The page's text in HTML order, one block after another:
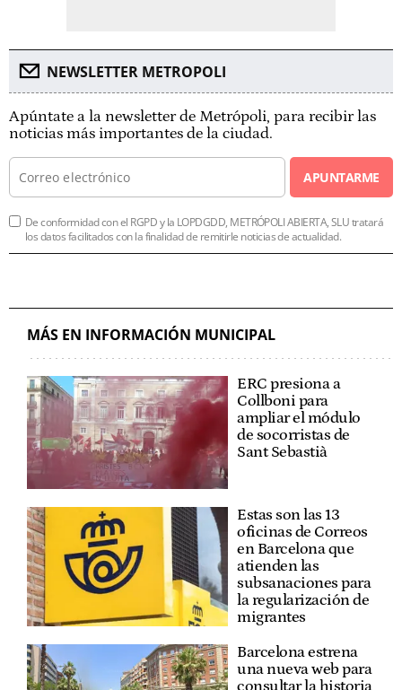
NEWSLETTER METROPOLI
Apúntate a la newsletter de Metrópoli, para recibir las
noticias más importantes de la ciudad.
APUNTARME
De conformidad con el RGPD y la LOPDGDD, METRÓPOLI ABIERTA, SLU tratará
los datos facilitados con la finalidad de remitirle noticias de actualidad.
MÁS EN INFORMACIÓN MUNICIPAL
ERC presiona a
Collboni para
ampliar el módulo
de socorristas de
Sant Sebastià
Estas son las 13
oficinas de Correos
en Barcelona que
atienden las
subsanaciones para
la regularización de
migrantes
Barcelona estrena
una nueva web para